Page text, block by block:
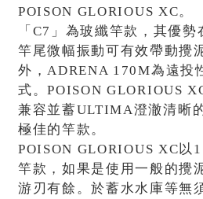
POISON GLORIOUS XC。
「C7」為玻纖竿款，其優
竿尾微幅振動可有效帶動攪
外，ADRENA 170M為遠投
式。POISON GLORIOUS
兼容並蓄ULTIMA澄澈清晰
極佳的竿款。
POISON GLORIOUS XC以
竿款，如果是使用一般的攪
游刃有餘。於蓄水水庫等無